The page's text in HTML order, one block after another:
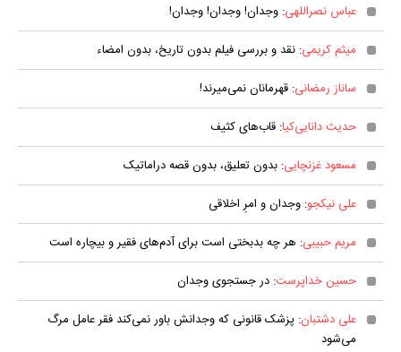
عباس نصراللهی: وجدان! وجدان! وجدان!
میثم کریمی: نقد و بررسی فیلم بدون تاریخ، بدون امضاء
ساناز رمضانی: قهرمانان نمی‌میرند!
حدیث دانایی‌کیا: قاب‌های کثیف
مسعود غزنچایی: بدون تعلیق، بدون قصه دراماتیک
علی نیکجو: وجدان و امرِ اخلاقی
مریم حبیبی: هر چه بدبختی است برای آدم‌های فقیر و بیچاره است
حسین خداپرست: در جستجوی وجدان
علی دشتبان: پزشک قانونی که وجدانش باور نمی‌کند فقر عامل مرگ
می‌شود